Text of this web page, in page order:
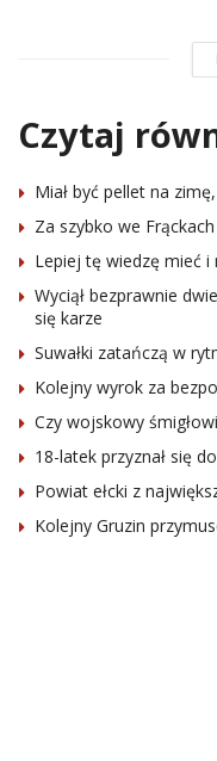
Czytaj
Miał być pellet na
Za szybko we Frąckach
Lepiej tę wiedzę mieć i
Wyciął bezprawnie
się karze
Suwałki zatańczą w
Kolejny wyrok za
Czy wojskowy
18-latek przyznał się
Powiat ełcki z
Kolejny Gruzin